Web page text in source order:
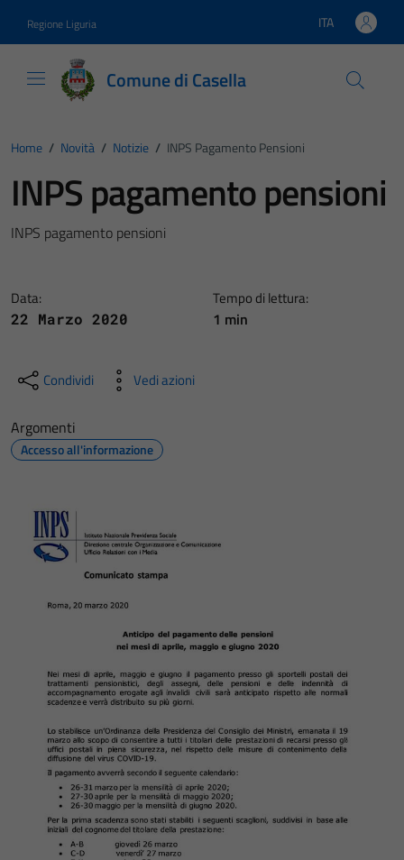
Regione Liguria Lingua attiva:
ITA
Comune di Casella
Home / Novità / Notizie / INPS Pagamento Pensioni
INPS pagamento pensioni
INPS pagamento pensioni
Data:
22 Marzo 2020
Tempo di lettura:
1 min
Condividi Vedi azioni
Argomenti
Accesso all'informazione